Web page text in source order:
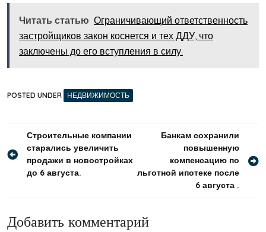
Читать статью Ограничивающий ответственность
застройщиков закон коснется и тех ДДУ, что
заключены до его вступления в силу.
POSTED UNDER НЕДВИЖИМОСТЬ
Навигация
по
записям
Строительные компании
старались увеличить
продажи в новостройках
до 6 августа.
Банкам сохранили
повышенную
компенсацию по
льготной ипотеке после
6 августа .
Добавить комментарий